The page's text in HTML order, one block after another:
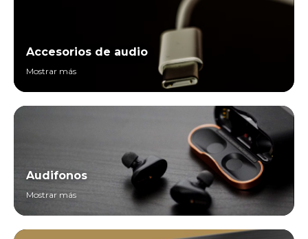
Accesorios de audio
Mostrar más
Audifonos
Mostrar más